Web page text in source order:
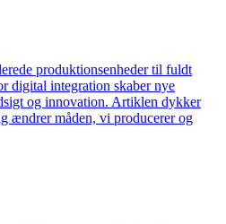
produktionsenheder til fuldt
digital integration skaber nye
og innovation. Artiklen dykker
ændrer måden, vi producerer og